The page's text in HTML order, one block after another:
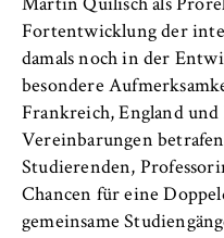
d
L
a
w
Martin Quilisch als
Fortentwicklung der
damals noch in der
besondere
Frankreich, England und
Vereinbarungen
Studierenden,
Chancen für eine
gemeinsame
Cookie Laufzeit:
Für die Dauer der
MARKETING
Youtube
Name: